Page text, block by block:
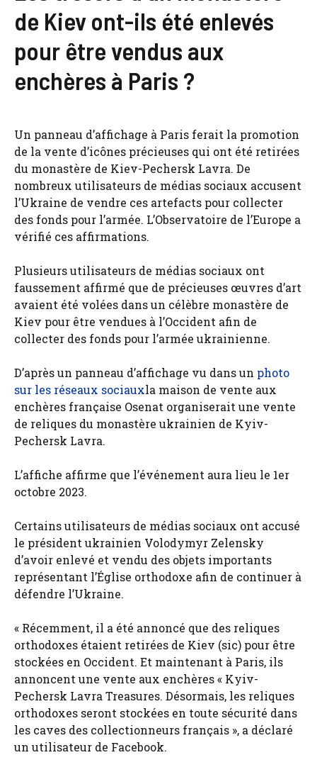
de Kiev ont-ils été enlevés
pour être vendus aux
enchères à Paris ?
Un panneau d’affichage à Paris ferait la promotion
de la vente d’icônes précieuses qui ont été retirées
du monastère de Kiev-Pechersk Lavra. De
nombreux utilisateurs de médias sociaux accusent
l’Ukraine de vendre ces artefacts pour collecter
des fonds pour l’armée. L’Observatoire de l’Europe a
vérifié ces affirmations.
Plusieurs utilisateurs de médias sociaux ont
faussement affirmé que de précieuses œuvres d’art
avaient été volées dans un célèbre monastère de
Kiev pour être vendues à l’Occident afin de
collecter des fonds pour l’armée ukrainienne.
D’après un panneau d’affichage vu dans un photo
sur les réseaux sociauxla maison de vente aux
enchères française Osenat organiserait une vente
de reliques du monastère ukrainien de Kyiv-
Pechersk Lavra.
L’affiche affirme que l’événement aura lieu le 1er
octobre 2023.
Certains utilisateurs de médias sociaux ont accusé
le président ukrainien Volodymyr Zelensky
d’avoir enlevé et vendu des objets importants
représentant l’Église orthodoxe afin de continuer à
défendre l’Ukraine.
« Récemment, il a été annoncé que des reliques
orthodoxes étaient retirées de Kiev (sic) pour être
stockées en Occident. Et maintenant à Paris, ils
annoncent une vente aux enchères « Kyiv-
Pechersk Lavra Treasures. Désormais, les reliques
orthodoxes seront stockées en toute sécurité dans
les caves des collectionneurs français », a déclaré
un utilisateur de Facebook.